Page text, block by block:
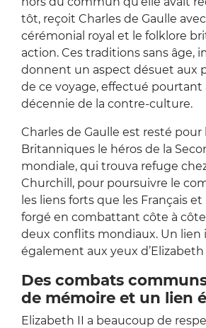
tôt, reçoit Charles de Gaulle
cérémonial royal et le folklore
action. Ces traditions sans âge,
donnent un aspect désuet aux
de ce voyage, effectué pourtant
décennie de la contre-culture.
Charles de Gaulle est resté pour
Britanniques le héros de la
mondiale, qui trouva refuge
Churchill, pour poursuivre le
les liens forts que les Français
forgé en combattant côte à
deux conflits mondiaux. Un
également aux yeux d’Elizabeth
Des combats
de mémoire et un lien
Elizabeth II a beaucoup de